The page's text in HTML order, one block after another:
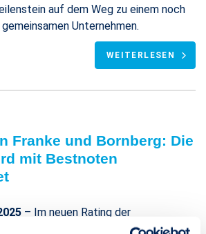
auf dem Weg zu einem noch
Unternehmen.
WEITERLESEN
Franke und Bornberg: Die
mit Bestnoten
– Im neuen Rating der
Franke und Bornberg erhalten